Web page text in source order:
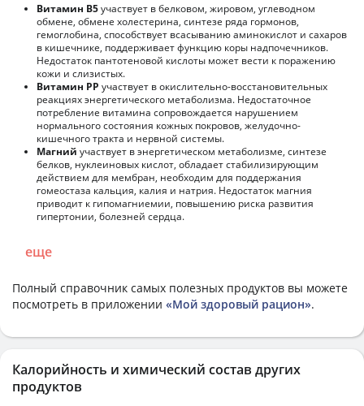
Витамин В5участвует в белковом, жировом, углеводном
обмене, обмене холестерина, синтезе ряда гормонов,
гемоглобина, способствует всасыванию аминокислот и сахаров
в кишечнике, поддерживает функцию коры надпочечников.
Недостаток пантотеновой кислоты может вести к поражению
кожи и слизистых.
Витамин РР участвует в окислительно-восстановительных
реакциях энергетического метаболизма. Недостаточное
потребление витамина сопровождается нарушением
нормального состояния кожных покровов, желудочно-
кишечного тракта и нервной системы.
Магний участвует в энергетическом метаболизме, синтезе
белков, нуклеиновых кислот, обладает стабилизирующим
действием для мембран, необходим для поддержания
гомеостаза кальция, калия и натрия. Недостаток магния
приводит к гипомагниемии, повышению риска развития
гипертонии, болезней сердца.
еще
Полный справочник самых полезных продуктов вы можете
посмотреть в приложении «Мой здоровый рацион».
Калорийность и химический состав других
продуктов